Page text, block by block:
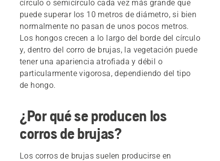
círculo o semicírculo cada vez más grande que
puede superar los 10 metros de diámetro, si bien
normalmente no pasan de unos pocos metros.
Los hongos crecen a lo largo del borde del círculo
y, dentro del corro de brujas, la vegetación puede
tener una apariencia atrofiada y débil o
particularmente vigorosa, dependiendo del tipo
de hongo.
¿Por qué se producen los
corros de brujas?
Los corros de brujas suelen producirse en